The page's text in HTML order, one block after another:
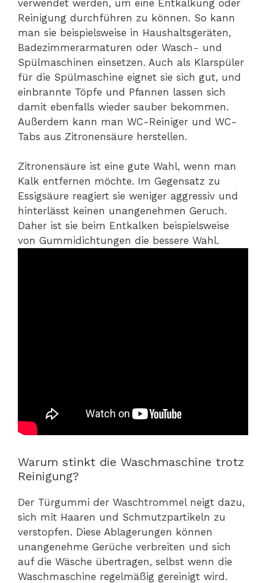
verwendet werden, um eine Entkalkung oder
Reinigung durchführen zu können. So kann
man sie beispielsweise in Haushaltsgeräten,
Badezimmerarmaturen oder Wasch- und
Spülmaschinen einsetzen. Auch als Klarspüler
für die Spülmaschine eignet sie sich gut, und
einbrannte Töpfe und Pfannen lassen sich
damit ebenfalls wieder sauber bekommen.
Außerdem kann man WC-Reiniger und WC-
Tabs aus Zitronensäure herstellen.
Zitronensäure ist eine gute Wahl, wenn man
Kalk entfernen möchte. Im Gegensatz zu
Essigsäure reagiert sie weniger aggressiv und
hinterlässt keinen unangenehmen Geruch.
Daher ist sie beim Entkalken beispielsweise
von Gummidichtungen die bessere Wahl.
Warum stinkt die Waschmaschine trotz
Reinigung?
Der Türgummi der Waschtrommel neigt dazu,
sich mit Haaren und Schmutzpartikeln zu
verstopfen. Diese Ablagerungen können
unangenehme Gerüche verbreiten und sich
auf die Wäsche übertragen, selbst wenn die
Waschmaschine regelmäßig gereinigt wird.